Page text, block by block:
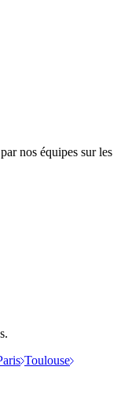
nos équipes sur les
Toulouse